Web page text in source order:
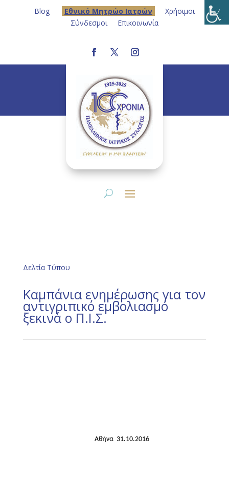
Blog Eθνικό Μητρώο Ιατρών
Χρήσιμοι
Σύνδεσμοι
Επικοινωνία
Δελτία Τύπου
Καμπάνια ενημέρωσης για τον
αντιγριπικό εμβολιασμό
ξεκινά ο Π.Ι.Σ.
Αθήνα 31.10.2016